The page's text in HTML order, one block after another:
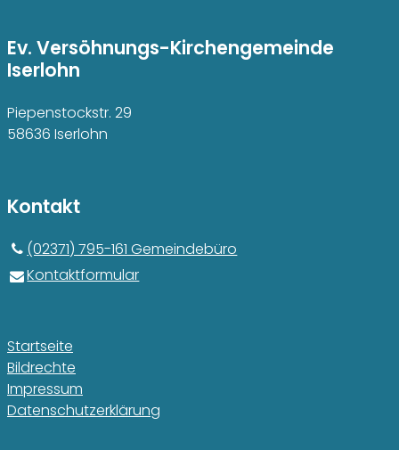
Ev. Versöhnungs-Kirchengemeinde
Iserlohn
Piepenstockstr. 29
58636 Iserlohn
Kontakt
(02371) 795-161 Gemeindebüro
Kontaktformular
Startseite
Bildrechte
Impressum
Datenschutzerklärung